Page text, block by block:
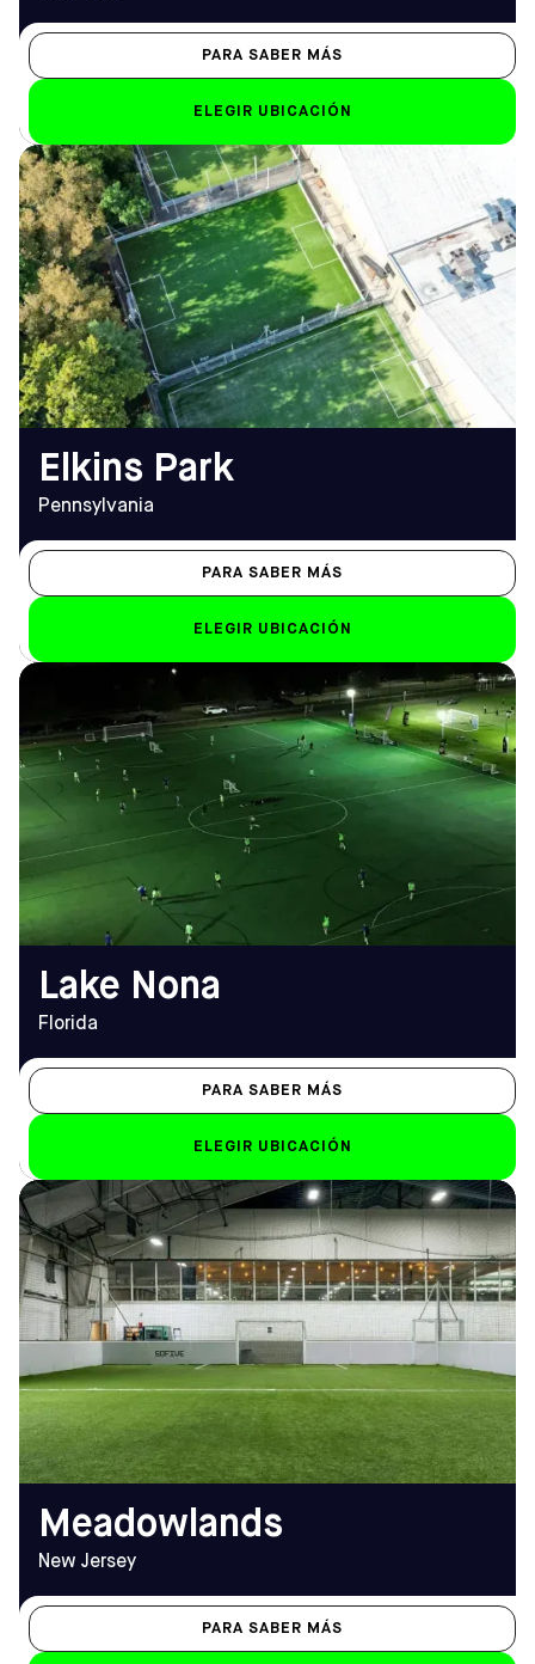
PARA SABER MÁS
ELEGIR UBICACIÓN
HORARIO DE
APERTURA
De lunes a viernes
9.00 h - 12.00 h
Sáb-Dom
8.00 h - 12.00 h
DIRECCIÓN
46 Church Road, Elkins Park
PA 19027
Cómo llegar
TELÉFONO
(215) 544-2626
EMAIL
elkinspark@sofive.com
Elkins Park
Pennsylvania
PARA SABER MÁS
ELEGIR UBICACIÓN
HORARIO DE
APERTURA
De lunes a viernes
8.00 h - 12.00 h
Sáb-Dom
Sáb: 8 h - 23 h; Dom: 8 h -
DIRECCIÓN
12314 Suttner Ave, Orlando,
FL 32827
Cómo llegar
TELÉFONO
(407) 863-3101
EMAIL
lakenona@sofive.com
Lake Nona
Florida
PARA SABER MÁS
ELEGIR UBICACIÓN
HORARIO DE
APERTURA
De lunes a viernes
De 12:00 a 2:00 (los
viernes a partir de las
11:00)
Sáb-Dom
7.00 h - 2.00 h
DIRECCIÓN
2 Palmer Terrace, Carlstadt,
NJ 07072, Estados Unidos
Cómo llegar
TELÉFONO
(201) 345-5434
EMAIL
meadowlands@sofive.com
Meadowlands
New Jersey
PARA SABER MÁS